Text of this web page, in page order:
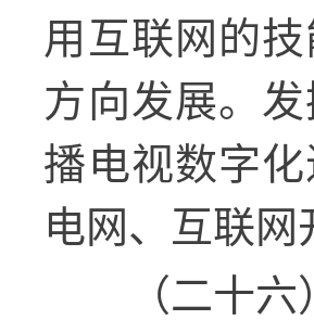
用互联网的
方向发展。
播电视数字
电网、互联
（二十